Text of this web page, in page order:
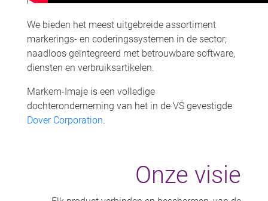
We bieden het meest uitgebreide assortiment
markerings- en coderingssystemen in de sector;
naadloos geïntegreerd met betrouwbare software,
diensten en verbruiksartikelen.
Markem-Imaje is een volledige
dochteronderneming van het in de VS gevestigde
Dover Corporation.
Onze visie